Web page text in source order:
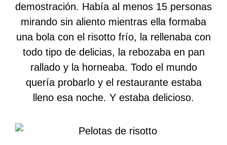
demostración. Había al menos 15 personas
mirando sin aliento mientras ella formaba
una bola con el risotto frío, la rellenaba con
todo tipo de delicias, la rebozaba en pan
rallado y la horneaba. Todo el mundo
quería probarlo y el restaurante estaba
lleno esa noche. Y estaba delicioso.